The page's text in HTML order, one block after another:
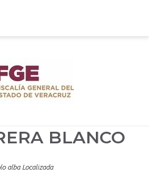
BLANCO
alba Localizada